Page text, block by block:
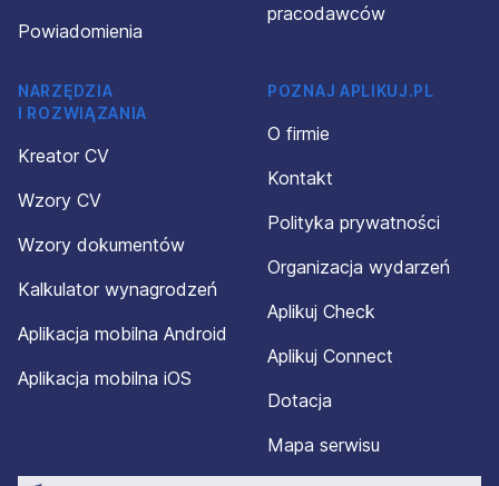
Powiadomienia
pracodawców
NARZĘDZIA
I ROZWIĄZANIA
Kreator CV
Wzory CV
Wzory dokumentów
Kalkulator wynagrodzeń
Aplikacja mobilna Android
Aplikacja mobilna iOS
POZNAJ APLIKUJ.PL
O firmie
Kontakt
Polityka prywatności
Organizacja wydarzeń
Aplikuj Check
Aplikuj Connect
Dotacja
Mapa serwisu